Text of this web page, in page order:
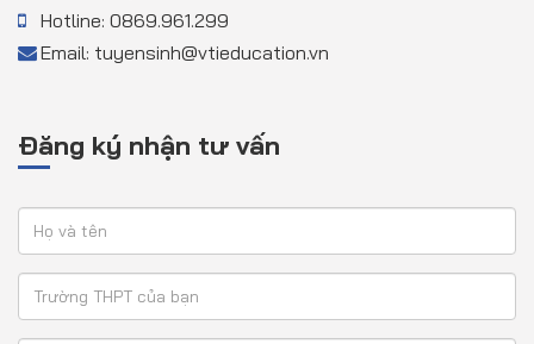
Hotline: 0869.961.299
Email: tuyensinh@vtieducation.vn
Đăng ký nhận tư vấn